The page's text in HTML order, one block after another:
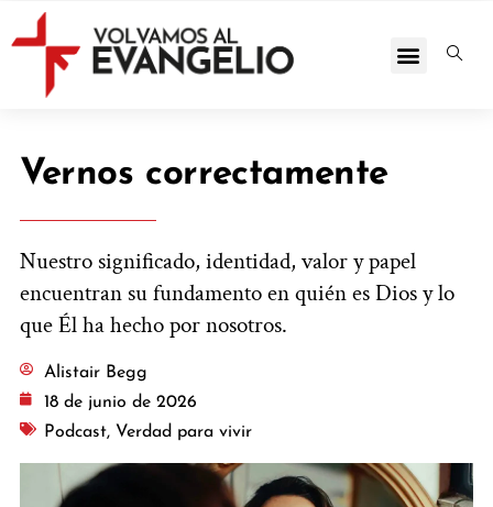
Vernos correctamente
Nuestro significado, identidad, valor y papel
encuentran su fundamento en quién es Dios y lo
que Él ha hecho por nosotros.
Alistair Begg
18 de junio de 2026
Podcast, Verdad para vivir